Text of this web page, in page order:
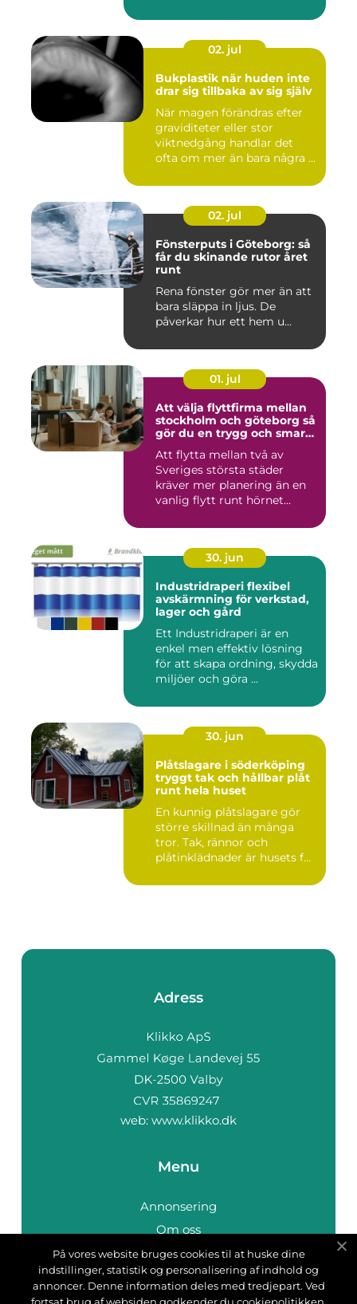
02. jul
Bukplastik när huden inte
drar sig tillbaka av sig själv
När magen förändras efter
graviditeter eller stor
viktnedgång handlar det
ofta om mer än bara några ...
02. jul
Fönsterputs i Göteborg: så
får du skinande rutor året
runt
Rena fönster gör mer än att
bara släppa in ljus. De
påverkar hur ett hem u...
01. jul
Att välja flyttfirma mellan
stockholm och göteborg så
gör du en trygg och smart
Att flytta mellan två av
Sveriges största städer
kräver mer planering än en
vanlig flytt runt hörnet...
30. jun
Industridraperi flexibel
avskärmning för verkstad,
lager och gård
Ett Industridraperi är en
enkel men effektiv lösning
för att skapa ordning, skydda
miljöer och göra ...
30. jun
Plåtslagare i söderköping
tryggt tak och hållbar plåt
runt hela huset
En kunnig plåtslagare gör
större skillnad än många
tror. Tak, rännor och
plåtinklädnader är husets f...
Adress
web: www.klikko.dk
Menu
Annonsering
Om oss
Cookies
Kontakta oss
Sitemap
På vores website bruges cookies til at huske dine
indstillinger, statistik og personalisering af indhold og
annoncer. Denne information deles med tredjepart. Ved